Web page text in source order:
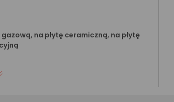
na płytę ceramiczną, na płytę